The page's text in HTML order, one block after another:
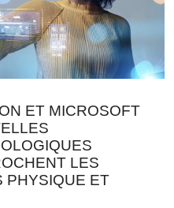
ET MICROSOFT
LES
PHYSIQUE ET